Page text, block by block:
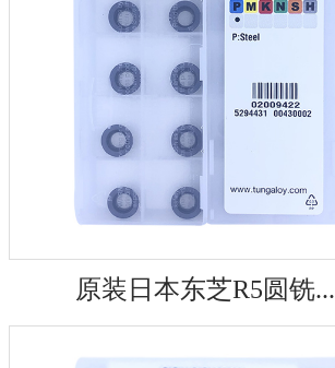
原装日本东芝R5圆铣...